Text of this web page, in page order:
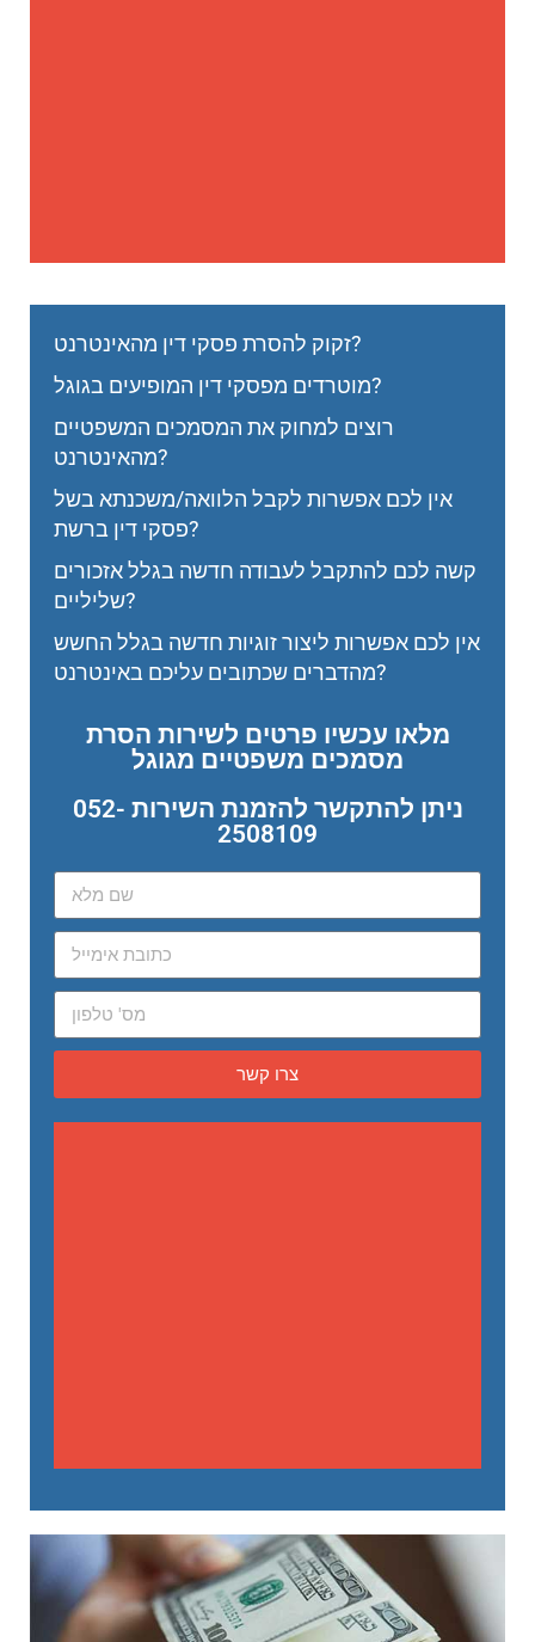
זקוק להסרת פסקי דין מהאינטרנט?
מוטרדים מפסקי דין המופיעים בגוגל?
רוצים למחוק את המסמכים המשפטיים
מהאינטרנט?
אין לכם אפשרות לקבל הלוואה/משכנתא בשל
פסקי דין ברשת?
קשה לכם להתקבל לעבודה חדשה בגלל אזכורים
שליליים?
אין לכם אפשרות ליצור זוגיות חדשה בגלל החשש
מהדברים שכתובים עליכם באינטרנט?
מלאו עכשיו פרטים לשירות הסרת
מסמכים משפטיים מגוגל
ניתן להתקשר להזמנת השירות 052-
2508109
צרו קשר